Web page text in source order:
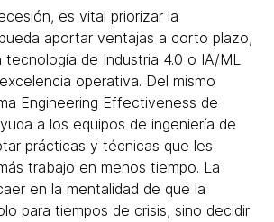
es vital priorizar la
aportar ventajas a corto plazo,
de Industria 4.0 o IA/ML
operativa. Del mismo
Engineering Effectiveness de
a los equipos de ingeniería de
prácticas y técnicas que les
trabajo en menos tiempo. La
en la mentalidad de que la
para tiempos de crisis, sino decidir